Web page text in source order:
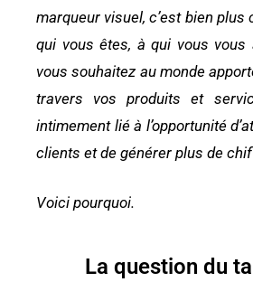
marqueur visuel, c’est bien plus
qui vous êtes, à qui vous vous
vous souhaitez au monde
travers vos produits et
intimement lié à l’opportunité
clients et de générer plus de
Voici pourquoi.
La question du